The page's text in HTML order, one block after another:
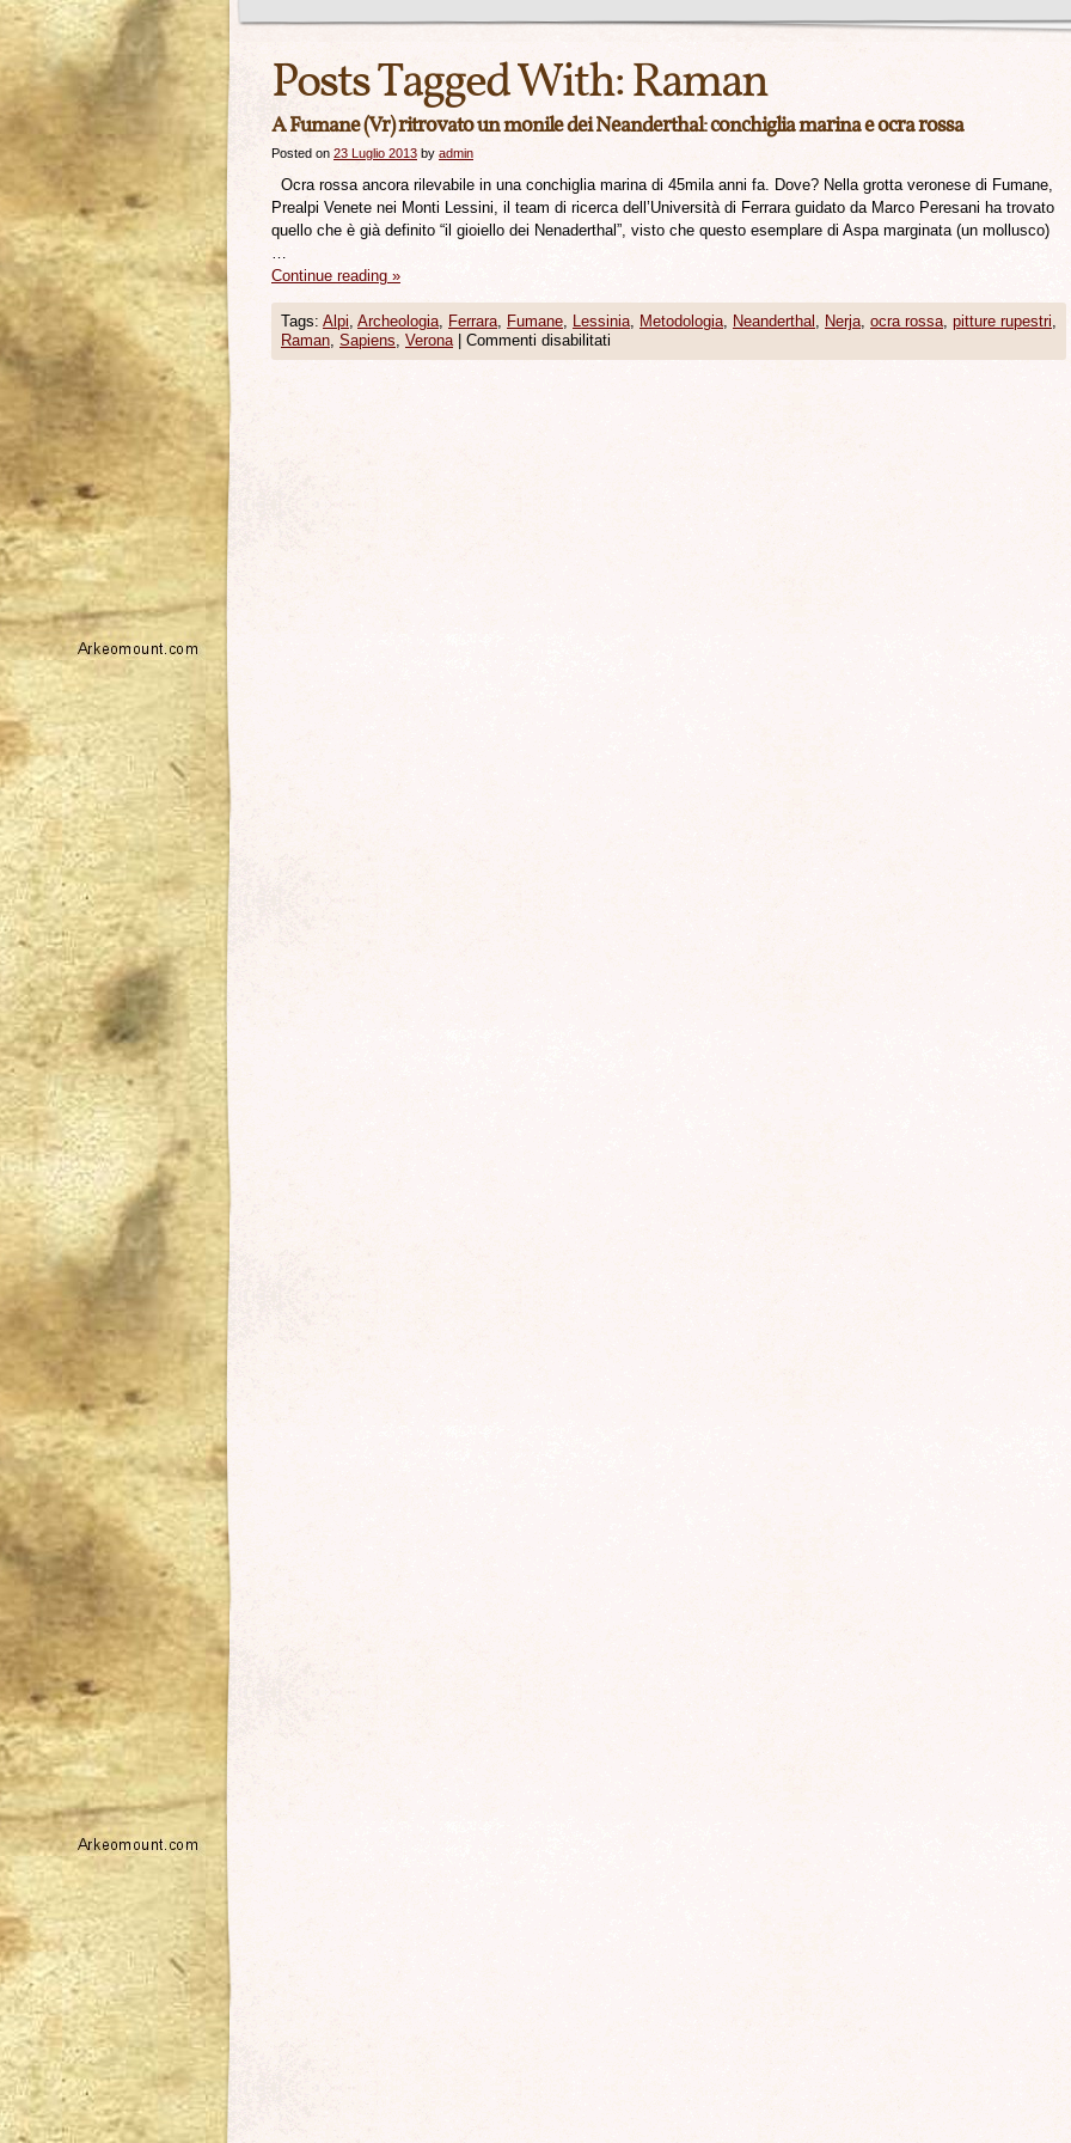
Posts Tagged With:Raman
A Fumane (Vr) ritrovato un monile dei Neanderthal: conchiglia marina e ocra rossa
Posted on 23 Luglio 2013 by admin
Ocra rossa ancora rilevabile in una conchiglia marina di 45mila anni fa. Dove? Nella grotta veronese di Fumane,
Prealpi Venete nei Monti Lessini, il team di ricerca dell’Università di Ferrara guidato da Marco Peresani ha trovato
quello che è già definito “il gioiello dei Nenaderthal”, visto che questo esemplare di Aspa marginata (un mollusco)
…
Continue reading »
Tags: Alpi, Archeologia, Ferrara, Fumane, Lessinia, Metodologia, Neanderthal , Nerja, ocra rossa, pitture rupestri,
Raman, Sapiens, Verona Commenti disabilitati